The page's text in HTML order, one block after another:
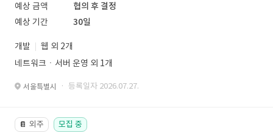
예상 금액
협의 후 결정
예상 기간
30일
개발
웹 외 2개
네트워크ㆍ서버 운영 외 1개
서울특별시 · 등록일자 2026.07.27.
📔 외주 모집 중